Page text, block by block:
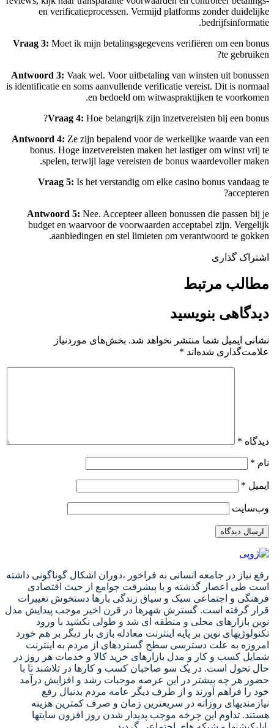
en verificatieprocessen. Vermijd platforms zonder duidelijke
bedrijfsinformatie.
Vraag 3: Moet ik mijn betalingsgegevens verifiëren om een bonus
te gebruiken?
Antwoord 3: Vaak wel. Voor uitbetaling van winsten uit bonussen
is identificatie en soms aanvullende verificatie vereist. Dit is normaal
en bedoeld om witwaspraktijken te voorkomen.
Vraag 4: Hoe belangrijk zijn inzetvereisten bij een bonus?
Antwoord 4: Ze zijn bepalend voor de werkelijke waarde van een
bonus. Hoge inzetvereisten maken het lastiger om winst vrij te
spelen, terwijl lage vereisten de bonus waardevoller maken.
Vraag 5: Is het verstandig om elke casino bonus vandaag te
accepteren?
Antwoord 5: Nee. Accepteer alleen bonussen die passen bij je
budget en waarvoor de voorwaarden acceptabel zijn. Vergelijk
aanbiedingen en stel limieten om verantwoord te gokken.
اشتراک گذاری
مطالب مرتبط
دیدگاهی بنویسید
نشانی ایمیل شما منتشر نخواهد شد. بخش‌های موردنیاز
علامت‌گذاری شده‌اند *
دیدگاه *
نام *
ایمیل *
وب‌سایت
رفع نیاز در جامعه انسانی به فراخور ،دوران اشکال گوناگونی داشته
است طی اعصار گذشته و با پیشرفت جوامع از حیث اقتصادی
فرهنگی و اجتماعی سبک و سیاق زندگی بارها دستخوش تغییرات
قرار گرفته است. گسترش شهرها در قرن اخیر موجب پیدایش مدل
نوین بازارهای محلی و منطقه ای شد و طولی نکشید با ورود
تکنولوژیهای نوین بر پایه اینترنت معادله بازی بار دیگر بر هم خورد
امروزه به علت دسترسی سطح گستردهای از مردم به اینترنت
شمایل کسب و کار و مدل بازارهای خرید کالا و خدمات هر روز در
حال تحول است. در یک سو صاحبان کسب و کارها در تلاشند تا با
حضور هر چه بیشتر در این عرصه موجبات رشد و افزایش درآمد
خود را فراهم آورند و از طرف دیگر عامه مردم بدنبال رفع
نیازمندیهای روزانه در سریعترین زمان و صرف کمترین هزینه
هستند. تداوم این چرخه موجب پدیدار شدن روز افزون سایتها